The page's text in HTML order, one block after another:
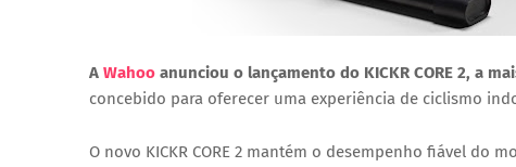
A Wahoo anunciou o lançamento do KICKR CORE 2, a
concebido para oferecer uma experiência de ciclismo
O novo KICKR CORE 2 mantém o desempenho fiável do